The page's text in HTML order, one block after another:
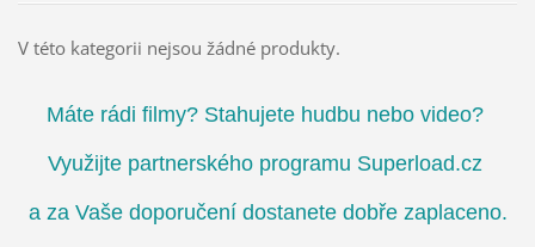
V této kategorii nejsou žádné produkty.
Máte rádi filmy? Stahujete hudbu nebo video?
Využijte partnerského programu Superload.cz
a za Vaše doporučení dostanete dobře zaplaceno.